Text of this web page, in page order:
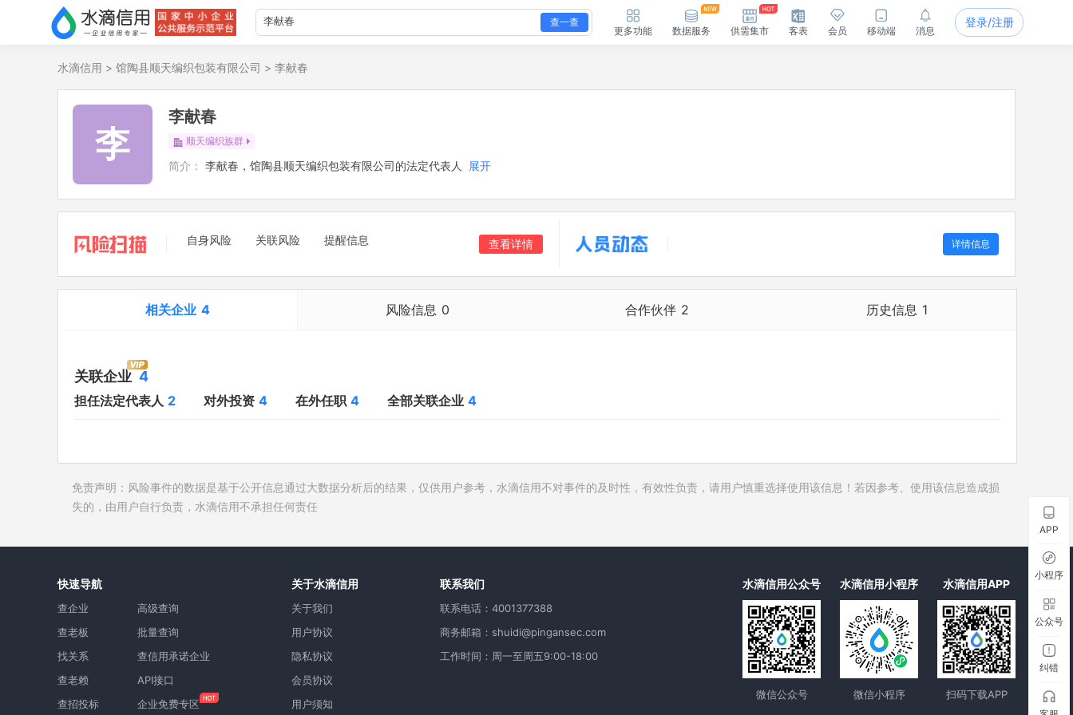
查一查
更多功能 数据服务 供需集市 客表 会员 移动端 消息
登录/注册
水滴信用 > 馆陶县顺天编织包装有限公司 > 李献春
李
李献春
顺天编织族群
简介： 李献春，馆陶县顺天编织包装有限公司的法定代表人 展开
自身风险 关联风险 提醒信息 查看详情 详情信息
相关企业 4
对外投资 4
在外任职 4
所属集团 1
风险信息 0
法院公告
失信被执行人
司法协助
合作伙伴 2 历史信息 1
历史被执行人
历史司法协助
关联企业 4
担任法定代表人 2 对外投资 4 在外任职 4 全部关联企业 4
免责声明：风险事件的数据是基于公开信息通过大数据分析后的结果，仅供用户参考，水滴信用不对事件的及时性，有效性负责，请用户慎重选择使用该信息！若因参考、使用该信息造成损
失的，由用户自行负责，水滴信用不承担任何责任
快速导航
查企业
查老板
找关系
查老赖
查招投标
高级查询
批量查询
查信用承诺企业
API接口
企业免费专区
关于水滴信用
关于我们
用户协议
隐私协议
会员协议
用户须知
联系我们
联系电话：4001377388
商务邮箱：shuidi@pingansec.com
工作时间：周一至周五9:00-18:00
水滴信用公众号
微信公众号
水滴信用小程序
微信小程序
水滴信用APP
扫码下载APP
APP
小程序
公众号
纠错